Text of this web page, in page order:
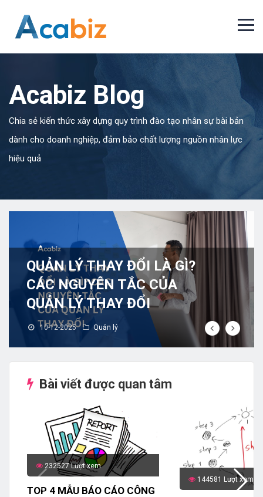
Acabiz Blog
Chia sẻ kiến thức xây dựng quy trình đào tạo nhân sự bài bản
dành cho doanh nghiệp, đảm bảo chất lượng nguồn nhân lực
hiệu quả
QUẢN LÝ THAY ĐỔI LÀ GÌ?
CÁC NGUYÊN TẮC CỦA
QUẢN LÝ THAY ĐỔI
10-12-2025 Quản lý
Bài viết được quan tâm
232527 Lượt xem
TOP 4 MẪU BÁO CÁO CÔNG
144581 Lượt xem